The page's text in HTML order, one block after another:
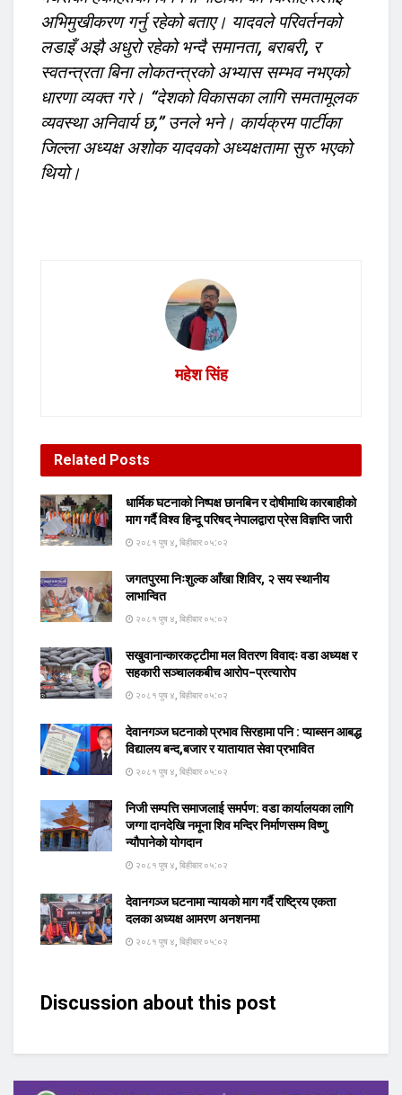
अभिमुखीकरण गर्नु रहेको बताए। यादवले परिवर्तनको
लडाइँ अझै अधुरो रहेको भन्दै समानता, बराबरी, र
स्वतन्त्रता बिना लोकतन्त्रको अभ्यास सम्भव नभएको
धारणा व्यक्त गरे। “देशको विकासका लागि समतामूलक
व्यवस्था अनिवार्य छ,” उनले भने। कार्यक्रम पार्टीका
जिल्ला अध्यक्ष अशोक यादवको अध्यक्षतामा सुरु भएको
थियो।
महेश सिंह
Related Posts
धार्मिक घटनाको निष्पक्ष छानबिन र दोषीमाथि कारबाहीको
माग गर्दै विश्व हिन्दू परिषद् नेपालद्वारा प्रेस विज्ञप्ति जारी
२०८१ पुष ४, बिहीबार ०५:०२
जगतपुरमा निःशुल्क आँखा शिविर, २ सय स्थानीय
लाभान्वित
२०८१ पुष ४, बिहीबार ०५:०२
सखुवानान्कारकट्टीमा मल वितरण विवादः वडा अध्यक्ष र
सहकारी सञ्चालकबीच आरोप–प्रत्यारोप
२०८१ पुष ४, बिहीबार ०५:०२
देवानगञ्ज घटनाको प्रभाव सिरहामा पनि : प्याब्सन आबद्ध
विद्यालय बन्द,बजार र यातायात सेवा प्रभावित
२०८१ पुष ४, बिहीबार ०५:०२
निजी सम्पत्ति समाजलाई समर्पण: वडा कार्यालयका लागि
जग्गा दानदेखि नमूना शिव मन्दिर निर्माणसम्म विष्णु
न्यौपानेको योगदान
२०८१ पुष ४, बिहीबार ०५:०२
देवानगञ्ज घटनामा न्यायको माग गर्दै राष्ट्रिय एकता
दलका अध्यक्ष आमरण अनशनमा
२०८१ पुष ४, बिहीबार ०५:०२
Discussion about this post